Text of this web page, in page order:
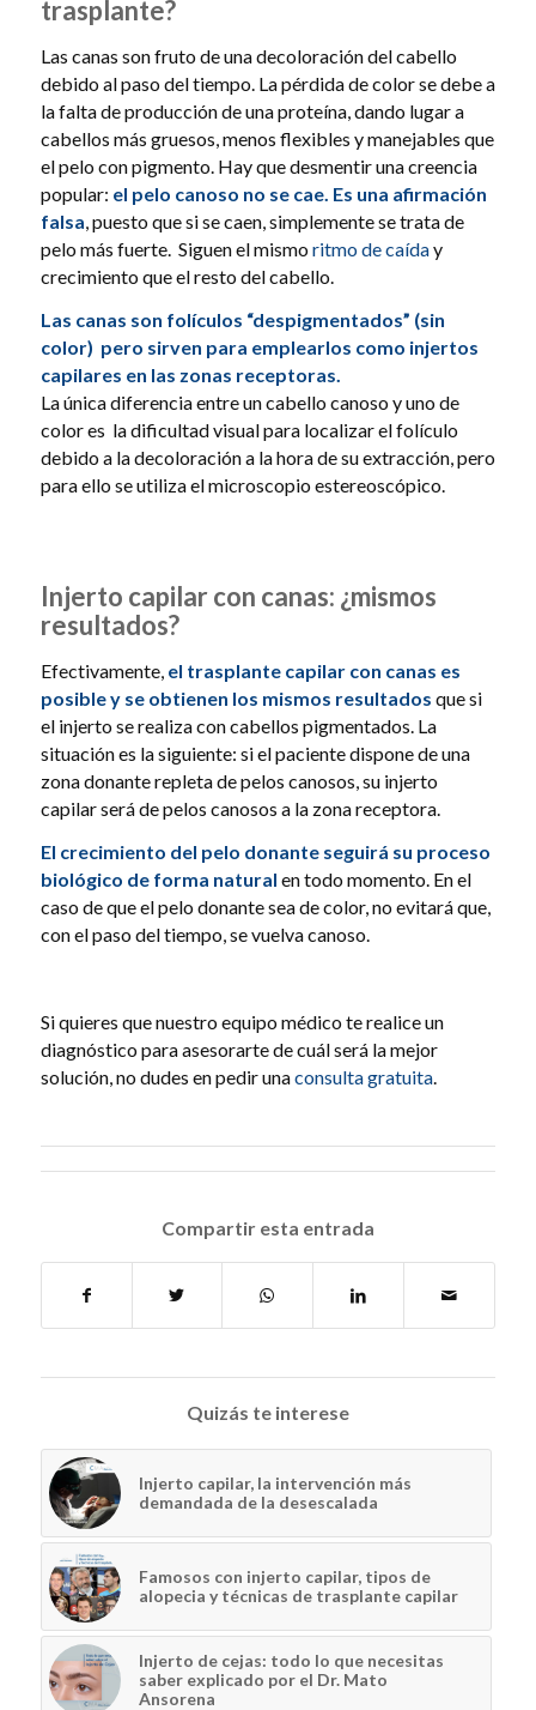
trasplante?
Las canas son fruto de una decoloración del cabello
debido al paso del tiempo. La pérdida de color se debe a
la falta de producción de una proteína, dando lugar a
cabellos más gruesos, menos flexibles y manejables que
el pelo con pigmento. Hay que desmentir una creencia
popular: el pelo canoso no se cae. Es una afirmación
falsa, puesto que si se caen, simplemente se trata de
pelo más fuerte. Siguen el mismoritmo de caíday
crecimiento que el resto del cabello.
Las canas son folículos “despigmentados” (sin
color) pero sirven para emplearlos como injertos
capilares en las zonas receptoras.
La única diferencia entre un cabello canoso y uno de
color es la dificultad visual para localizar el folículo
debido a la decoloración a la hora de su extracción, pero
para ello se utiliza el microscopio estereoscópico.
Injerto capilar con canas: ¿mismos
resultados?
Efectivamente, el trasplante capilar con canas es
posible y se obtienen los mismos resultados que si
el injerto se realiza con cabellos pigmentados. La
situación es la siguiente: si el paciente dispone de una
zona donante repleta de pelos canosos, su injerto
capilar será de pelos canosos a la zona receptora.
El crecimiento del pelo donante seguirá su proceso
biológico de forma natural en todo momento. En el
caso de que el pelo donante sea de color, no evitará que,
con el paso del tiempo, se vuelva canoso.
Si quieres que nuestro equipo médico te realice un
diagnóstico para asesorarte de cuál será la mejor
solución, no dudes en pedir unaconsulta gratuita.
Compartir esta entrada
Quizás te interese
Injerto capilar, la intervención más
demandada de la desescalada
Famosos con injerto capilar, tipos de
alopecia y técnicas de trasplante capilar
Injerto de cejas: todo lo que necesitas
saber explicado por el Dr. Mato
Ansorena